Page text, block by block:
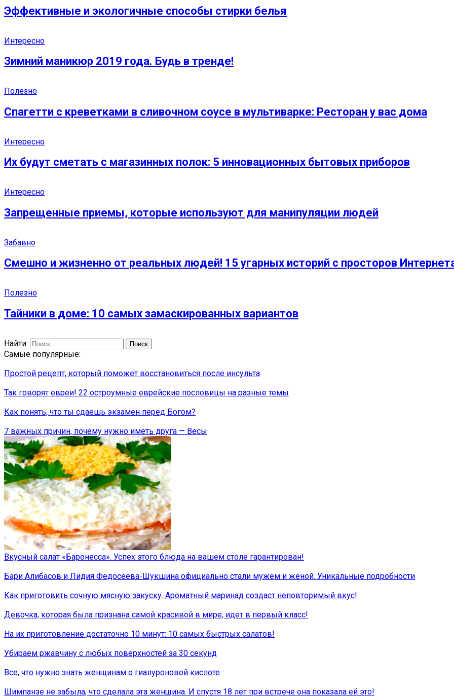
Эффективные и экологичные способы стирки белья
Интересно
Зимний маникюр 2019 года. Будь в тренде!
Полезно
Спагетти с креветками в сливочном соусе в мультиварке: Ресторан у вас дома
Интересно
Их будут сметать с магазинных полок: 5 инновационных бытовых приборов
Интересно
Запрещенные приемы, которые используют для манипуляции людей
Забавно
Смешно и жизненно от реальных людей! 15 угарных историй с просторов
Полезно
Тайники в доме: 10 самых замаскированных вариантов
Найти:
Самые популярные:
Простой рецепт, который поможет восстановиться после инсульта
Так говорят евреи! 22 остроумные еврейские пословицы на разные темы
Как понять, что ты сдаешь экзамен перед Богом?
7 важных причин, почему нужно иметь друга — Весы
Вкусный салат «Баронесса». Успех этого блюда на вашем столе гарантирован!
Бари Алибасов и Лидия Федосеева-Шукшина официально стали мужем и женой. Уникальные подробности
Как приготовить сочную мясную закуску. Ароматный маринад создаст неповторимый вкус!
Девочка, которая была признана самой красивой в мире, идет в первый класс!
На их приготовление достаточно 10 минут: 10 самых быстрых салатов!
Убираем ржавчину с любых поверхностей за 30 секунд
Все, что нужно знать женщинам о гиалуроновой кислоте
Шимпанзе не забыла, что сделала эта женщина. И спустя 18 лет при встрече она показала ей это!